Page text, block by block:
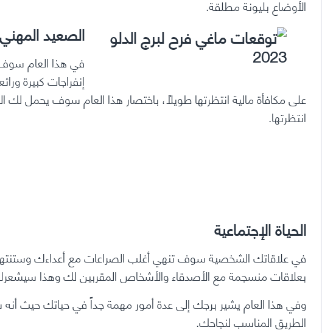
الأوضاع بليونة مطلقة.
الصعيد
في هذا العام
إنفراجات كبيرة
على مكافأة مالية انتظرتها طويلاً، باختصار هذا العام سوف يحمل لك
انتظرتها.
الحياة الإجتماعية
في علاقاتك الشخصية سوف تنهي أغلب الصراعات مع أعداءك
بعلاقات منسجمة مع الأصدقاء والأشخاص المقربين لك وهذا
وفي هذا العام يشير برجك إلى عدة أمور مهمة جداً في حياتك حيث
الطريق المناسب لنجاحك.